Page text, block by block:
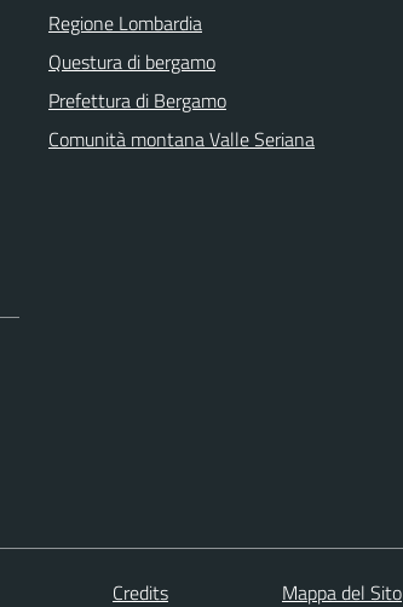
Regione Lombardia
Questura di bergamo
Prefettura di Bergamo
Comunità montana Valle Seriana
Credits Mappa del Sito